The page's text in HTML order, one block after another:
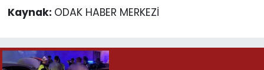
Kaynak: ODAK HABER MERKEZİ